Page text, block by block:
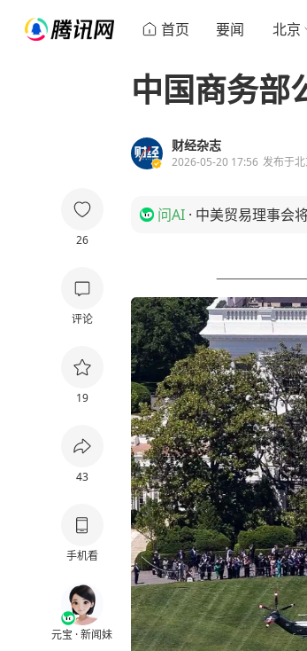
首页 要闻 北京
26
评论
19
43
手机看
元宝 · 新闻妹
中国商务部
财经杂志
2026-05-20 17:56 发布于
问AI · 中美贸易理事会